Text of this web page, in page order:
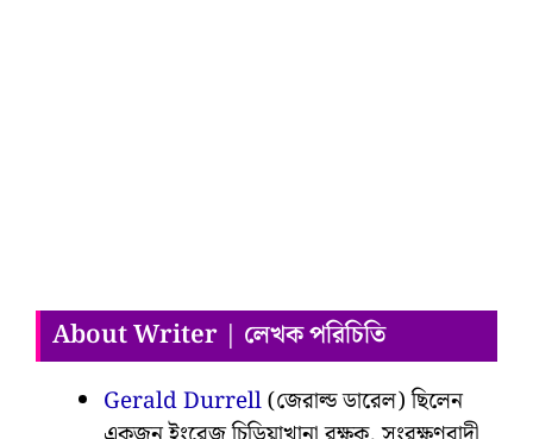
About Writer | লেখক পরিচিতি
Gerald Durrell(জেরাল্ড ডারেল) ছিলেন